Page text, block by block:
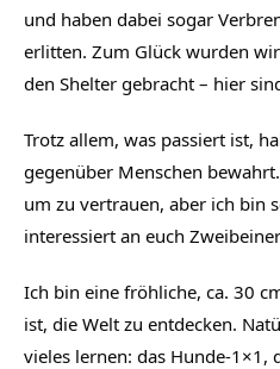
und haben dabei sogar
erlitten. Zum Glück wurden
den Shelter gebracht – hier
Trotz allem, was passiert ist,
gegenüber Menschen
um zu vertrauen, aber ich bin
interessiert an euch
Ich bin eine fröhliche, ca. 30
ist, die Welt zu entdecken.
vieles lernen: das Hunde-1×1,